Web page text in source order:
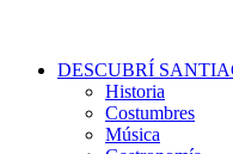
DESCUBRÍ
Historia
Costumbres
Música